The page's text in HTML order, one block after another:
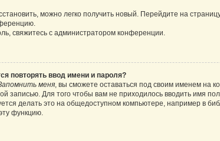
можно легко получить новый. Перейдите на
свяжитесь с администратором конференции.
повторять ввод имени и пароля?
меня, вы сможете оставаться под своим именем на
записью. Для того чтобы вам не приходилось вводить имя
делать это на общедоступном компьютере, например в
функцию.